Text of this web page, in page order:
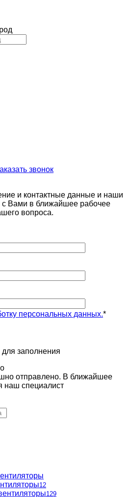
звонок
и контактные данные и наши
с Вами в ближайшее рабочее
вопроса.
персональных данных.*
заполнения
отправлено. В ближайшее
наш специалист
12
129